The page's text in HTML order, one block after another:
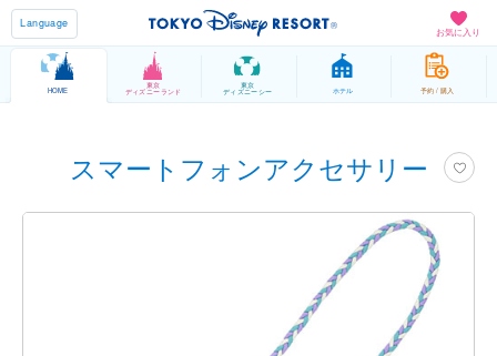
お気に入り
Language
HOME
東京
ディズニーランド
東京
ディズニーシー ホテル 予約 / 購入
スマートフォンアクセサリー